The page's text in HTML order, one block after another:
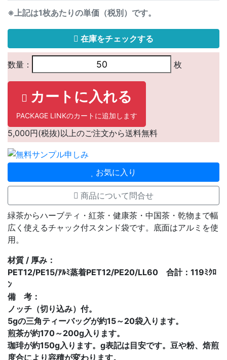
※上記は1枚あたりの単価（税別）です。
在庫をチェックする
数量： 枚
カートに入れる
PACKAGE LINKのカートに追加します
5,000円(税抜)以上のご注文から送料無料
お気に入り
商品について問合せ
緑茶からハーブティ・紅茶・健康茶・中国茶・乾物まで幅
広く使えるチャック付スタンド袋です。底面はアルミを使
用。
材質 / 厚み：
PET12/PE15/ｱﾙﾐ蒸着PET12/PE20/LL60 合計：119ﾐｸﾛ
ﾝ
備 考：
ノッチ（切り込み）付。
5gの三角ティーバッグが約15～20袋入ります。
煎茶が約170～200g入ります。
珈琲が約150g入ります。g表記は目安です。豆や粉、焙煎
度合により容積が変わります。